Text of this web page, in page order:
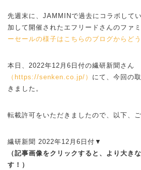
先週末に、JAMMINで過去にコラボして
加して開催されたエフリードさんのファ
ーセールの様子はこちらのブログからどう
本日、2022年12月6日付の繊研新聞さん
（https://senken.co.jp/） にて、今回の
きました。
転載許可をいただきましたので、以下、
繊研新聞 2022年12月6日付▼
（記事画像をクリックすると、より大き
す！）